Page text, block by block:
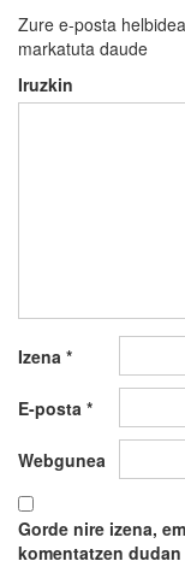
Zure e-posta
markatuta daude
Iruzkin
Izena *
E-posta *
Webgunea
Gorde nire izena,
komentatzen